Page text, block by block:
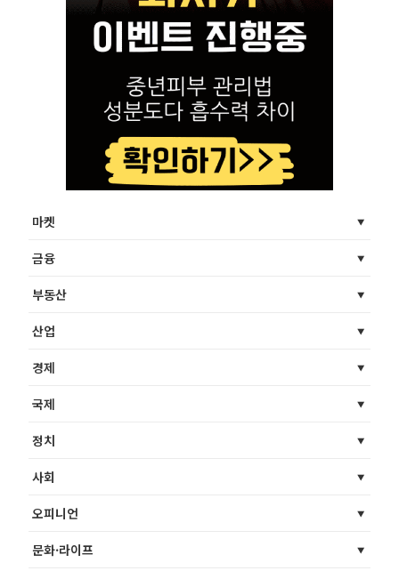
마켓
금융
부동산
산업
경제
국제
정치
사회
오피니언
문화·라이프